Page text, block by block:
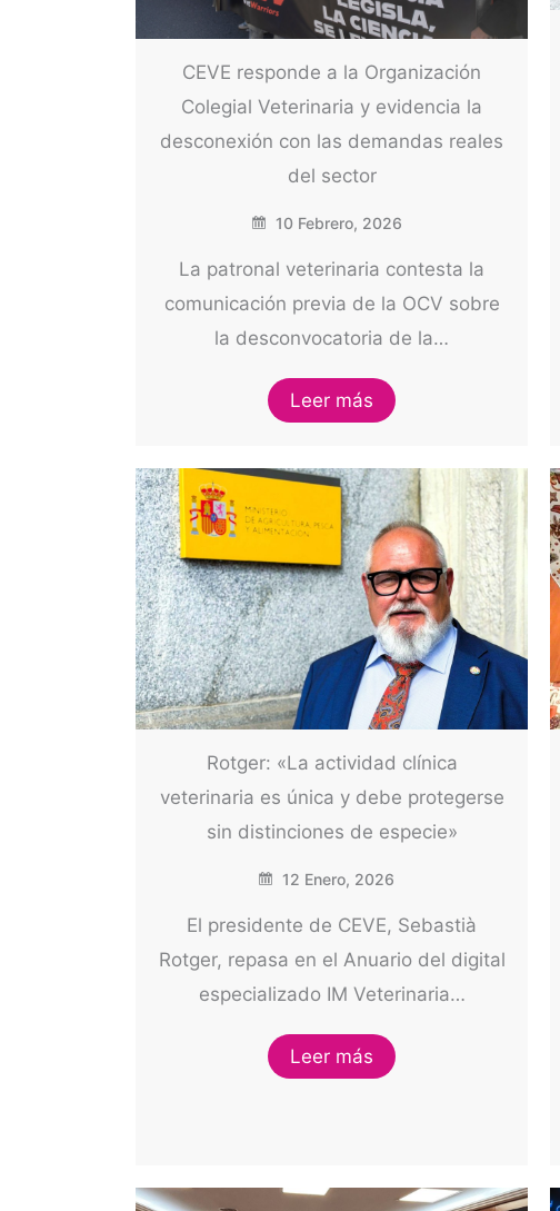
CEVE responde a la Organización
Colegial Veterinaria y evidencia la
desconexión con las demandas reales
del sector
10 Febrero, 2026
La patronal veterinaria contesta la
comunicación previa de la OCV sobre
la desconvocatoria de la…
Leer más
Rotger: «La actividad clínica
veterinaria es única y debe protegerse
sin distinciones de especie»
12 Enero, 2026
El presidente de CEVE, Sebastià
Rotger, repasa en el Anuario del digital
especializado IM Veterinaria…
Leer más